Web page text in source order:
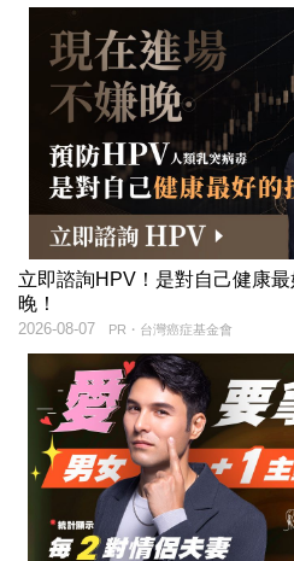
立即諮詢HPV！是對自己健康
晚！
PR・台灣癌症基金會
2026-08-07